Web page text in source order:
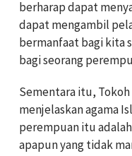
berharap dapat
dapat mengambil
bermanfaat bagi kita
bagi seorang
Sementara itu, Tokoh
menjelaskan agama
perempuan itu
apapun yang tidak